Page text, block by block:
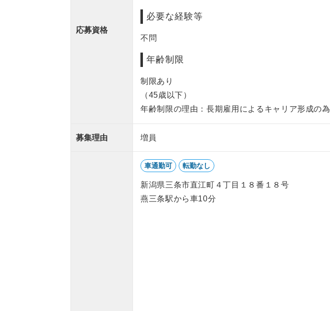
応募資格
必要な経験等
不問
年齢制限
制限あり
（45歳以下）
年齢制限の理由：長期雇用によるキャリア形成の為
募集理由 増員
車通勤可 転勤なし
新潟県三条市直江町４丁目１８番１８号
燕三条駅から車10分